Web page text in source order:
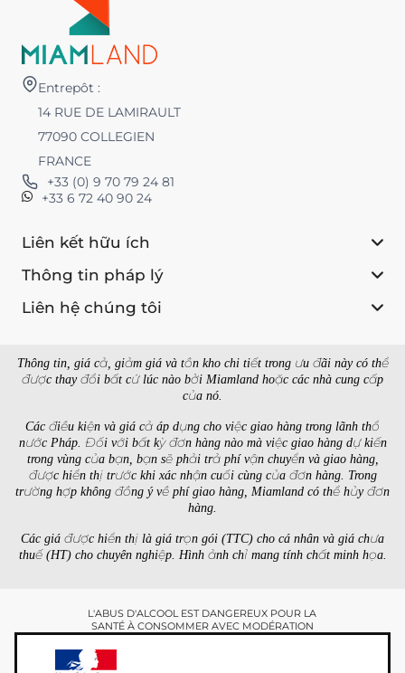
Entrepôt :
14 RUE DE LAMIRAULT
77090 COLLEGIEN
FRANCE
+33 (0) 9 70 79 24 81
+33 6 72 40 90 24
Liên kết hữu ích
Thông tin pháp lý
Liên hệ chúng tôi
Thông tin, giá cả, giảm giá và tồn kho chi tiết trong ưu đãi này có thể
được thay đổi bất cứ lúc nào bởi Miamland hoặc các nhà cung cấp
của nó.
Các điều kiện và giá cả áp dụng cho việc giao hàng trong lãnh thổ
nước Pháp. Đối với bất kỳ đơn hàng nào mà việc giao hàng dự kiến
trong vùng của bạn, bạn sẽ phải trả phí vận chuyển và giao hàng,
được hiển thị trước khi xác nhận cuối cùng của đơn hàng. Trong
trường hợp không đồng ý về phí giao hàng, Miamland có thể hủy đơn
hàng.
Các giá được hiển thị là giá trọn gói (TTC) cho cá nhân và giá chưa
thuế (HT) cho chuyên nghiệp. Hình ảnh chỉ mang tính chất minh họa.
L'ABUS D'ALCOOL EST DANGEREUX POUR LA
SANTÉ À CONSOMMER AVEC MODÉRATION